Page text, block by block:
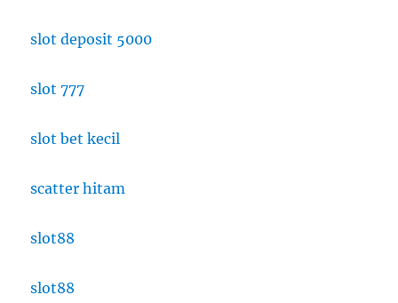
slot deposit 5000
slot 777
slot bet kecil
scatter hitam
slot88
slot88